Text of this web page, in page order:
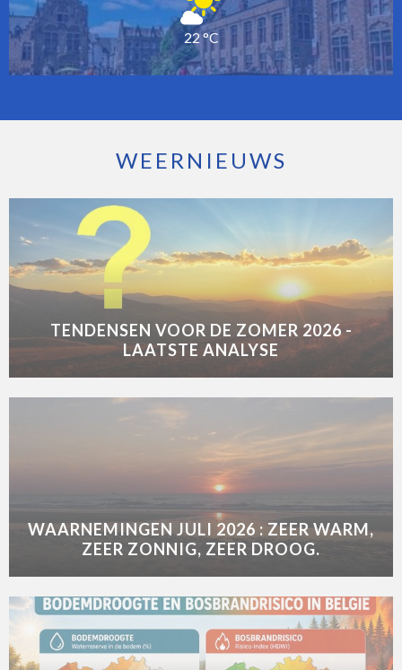
22 °C
WEERNIEUWS
TENDENSEN VOOR DE ZOMER 2026 -
LAATSTE ANALYSE
WAARNEMINGEN JULI 2026 : ZEER WARM,
ZEER ZONNIG, ZEER DROOG.